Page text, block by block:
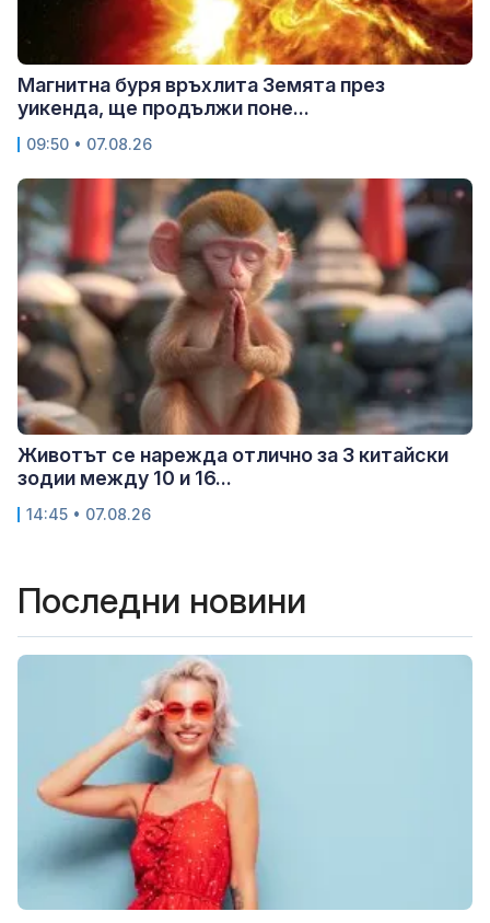
Магнитна буря връхлита Земята през
уикенда, ще продължи поне...
09:50 • 07.08.26
Животът се нарежда отлично за 3 китайски
зодии между 10 и 16...
14:45 • 07.08.26
Последни новини